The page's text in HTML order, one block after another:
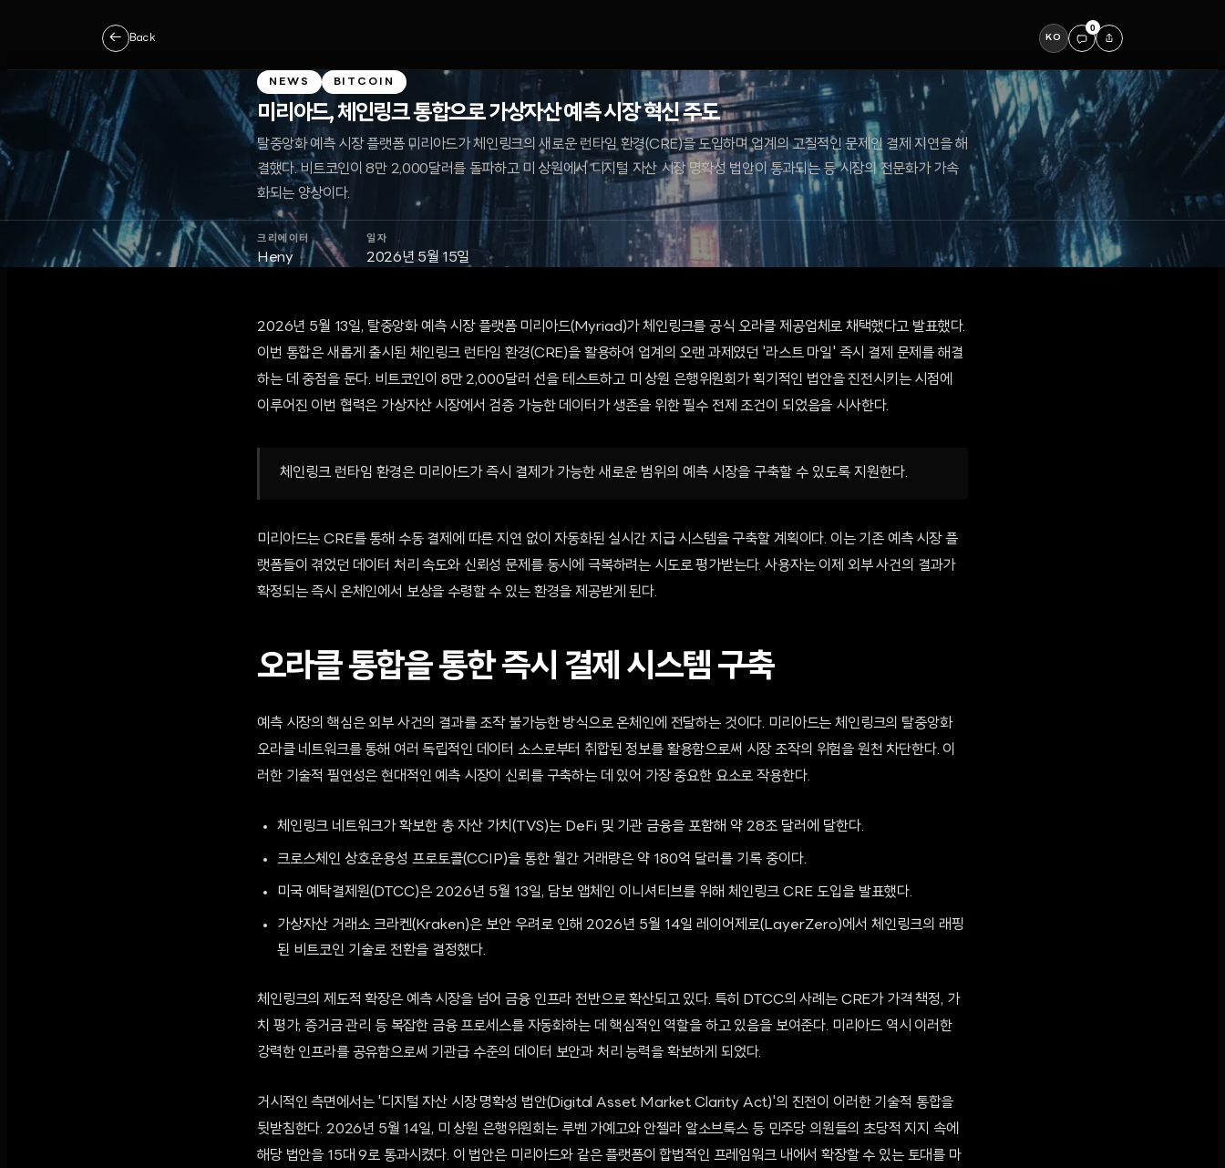
← Back KO
0
NEWS BITCOIN
미리아드, 체인링크 통합으로 가상자산 예측 시장 혁신 주도
탈중앙화 예측 시장 플랫폼 미리아드가 체인링크의 새로운 런타임 환경(CRE)을 도입하며 업계의 고질적인 문제인 결제 지연을 해
결했다. 비트코인이 8만 2,000달러를 돌파하고 미 상원에서 디지털 자산 시장 명확성 법안이 통과되는 등 시장의 전문화가 가속
화되는 양상이다.
크리에이터
Heny
일자
2026년 5월 15일
2026년 5월 13일, 탈중앙화 예측 시장 플랫폼 미리아드(Myriad)가 체인링크를 공식 오라클 제공업체로 채택했다고 발표했다.
이번 통합은 새롭게 출시된 체인링크 런타임 환경(CRE)을 활용하여 업계의 오랜 과제였던 '라스트 마일' 즉시 결제 문제를 해결
하는 데 중점을 둔다. 비트코인이 8만 2,000달러 선을 테스트하고 미 상원 은행위원회가 획기적인 법안을 진전시키는 시점에
이루어진 이번 협력은 가상자산 시장에서 검증 가능한 데이터가 생존을 위한 필수 전제 조건이 되었음을 시사한다.
체인링크 런타임 환경은 미리아드가 즉시 결제가 가능한 새로운 범위의 예측 시장을 구축할 수 있도록 지원한다.
미리아드는 CRE를 통해 수동 결제에 따른 지연 없이 자동화된 실시간 지급 시스템을 구축할 계획이다. 이는 기존 예측 시장 플
랫폼들이 겪었던 데이터 처리 속도와 신뢰성 문제를 동시에 극복하려는 시도로 평가받는다. 사용자는 이제 외부 사건의 결과가
확정되는 즉시 온체인에서 보상을 수령할 수 있는 환경을 제공받게 된다.
오라클 통합을 통한 즉시 결제 시스템 구축
예측 시장의 핵심은 외부 사건의 결과를 조작 불가능한 방식으로 온체인에 전달하는 것이다. 미리아드는 체인링크의 탈중앙화
오라클 네트워크를 통해 여러 독립적인 데이터 소스로부터 취합된 정보를 활용함으로써 시장 조작의 위험을 원천 차단한다. 이
러한 기술적 필연성은 현대적인 예측 시장이 신뢰를 구축하는 데 있어 가장 중요한 요소로 작용한다.
체인링크 네트워크가 확보한 총 자산 가치(TVS)는 DeFi 및 기관 금융을 포함해 약 28조 달러에 달한다.
크로스체인 상호운용성 프로토콜(CCIP)을 통한 월간 거래량은 약 180억 달러를 기록 중이다.
미국 예탁결제원(DTCC)은 2026년 5월 13일, 담보 앱체인 이니셔티브를 위해 체인링크 CRE 도입을 발표했다.
가상자산 거래소 크라켄(Kraken)은 보안 우려로 인해 2026년 5월 14일 레이어제로(LayerZero)에서 체인링크의 래핑
된 비트코인 기술로 전환을 결정했다.
체인링크의 제도적 확장은 예측 시장을 넘어 금융 인프라 전반으로 확산되고 있다. 특히 DTCC의 사례는 CRE가 가격 책정, 가
치 평가, 증거금 관리 등 복잡한 금융 프로세스를 자동화하는 데 핵심적인 역할을 하고 있음을 보여준다. 미리아드 역시 이러한
강력한 인프라를 공유함으로써 기관급 수준의 데이터 보안과 처리 능력을 확보하게 되었다.
거시적인 측면에서는 '디지털 자산 시장 명확성 법안(Digital Asset Market Clarity Act)'의 진전이 이러한 기술적 통합을
뒷받침한다. 2026년 5월 14일, 미 상원 은행위원회는 루벤 가예고와 안젤라 알소브룩스 등 민주당 의원들의 초당적 지지 속에
해당 법안을 15대 9로 통과시켰다. 이 법안은 미리아드와 같은 플랫폼이 합법적인 프레임워크 내에서 확장할 수 있는 토대를 마